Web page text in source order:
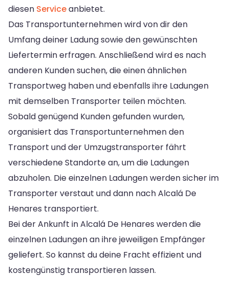
diesen Serviceanbietet.
Das Transportunternehmen wird von dir den
Umfang deiner Ladung sowie den gewünschten
Liefertermin erfragen. Anschließend wird es nach
anderen Kunden suchen, die einen ähnlichen
Transportweg haben und ebenfalls ihre Ladungen
mit demselben Transporter teilen möchten.
Sobald genügend Kunden gefunden wurden,
organisiert das Transportunternehmen den
Transport und der Umzugstransporter fährt
verschiedene Standorte an, um die Ladungen
abzuholen. Die einzelnen Ladungen werden sicher im
Transporter verstaut und dann nach Alcalá De
Henares transportiert.
Bei der Ankunft in Alcalá De Henares werden die
einzelnen Ladungen an ihre jeweiligen Empfänger
geliefert. So kannst du deine Fracht effizient und
kostengünstig transportieren lassen.